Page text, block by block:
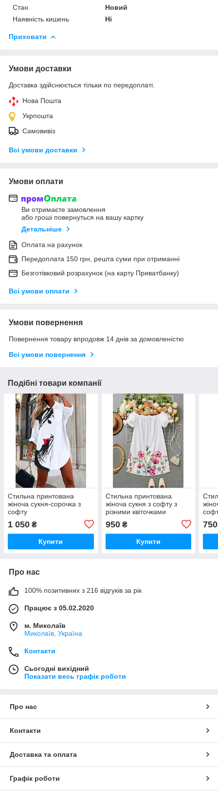
Стан
Новий
Наявність кишень
Ні
Приховати
Умови доставки
Доставка здійснюється тільки по передоплаті.
Нова Пошта
Укрпошта
Самовивіз
Всі умови доставки
Умови оплати
Ви отримаєте замовлення
або гроші повернуться на вашу картку
Детальніше
Оплата на рахунок
Передоплата 150 грн, решта суми при отриманні
Безготівковий розрахунок (на карту Приватбанку)
Всі умови оплати
Умови повернення
Повернення товару впродовж 14 днів за домовленістю
Всі умови повернення
Подібні товари компанії
Стильна принтована
жіноча сукня-сорочка з
софту
1 050 ₴
Купити
Стильна принтована
жіноча сукня з софту з
різними квіточками
950₴
Купити
750
Про нас
100% позитивних з 216 відгуків за рік
Працює з 05.02.2020
м. Миколаїв
Миколаїв, Україна
Контакти
Сьогодні вихідний
Показати весь графік роботи
Про нас
Контакти
Доставка та оплата
Графік роботи